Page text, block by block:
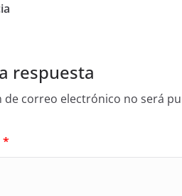
respuesta
de correo electrónico no será
*